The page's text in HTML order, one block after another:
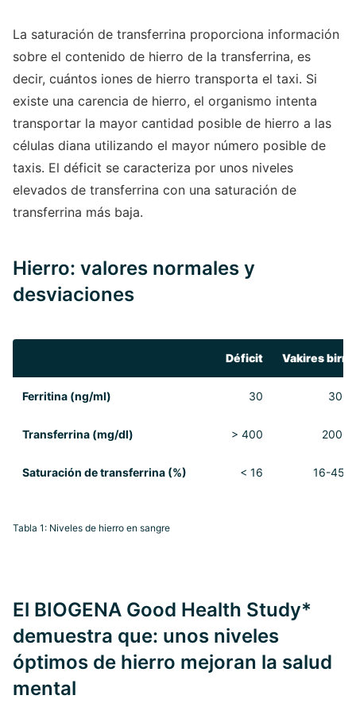
La saturación de transferrina proporciona información
sobre el contenido de hierro de la transferrina, es
decir, cuántos iones de hierro transporta el taxi. Si
existe una carencia de hierro, el organismo intenta
transportar la mayor cantidad posible de hierro a las
células diana utilizando el mayor número posible de
taxis. El déficit se caracteriza por unos niveles
elevados de transferrina con una saturación de
transferrina más baja.
Hierro: valores normales y
desviaciones
Déficit Vakires
Ferritina (ng/ml) 30 30 -
Trans­ferrina (mg/dl) > 400 200 -
Saturación de transferrina (%) < 16 16-45
Tabla 1: Niveles de hierro en sangre
El BIOGENA Good Health Study*
demuestra que: unos niveles
óptimos de hierro mejoran la salud
mental